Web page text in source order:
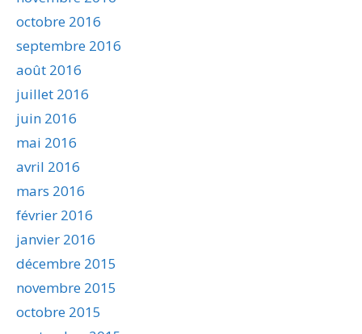
octobre 2016
septembre 2016
août 2016
juillet 2016
juin 2016
mai 2016
avril 2016
mars 2016
février 2016
janvier 2016
décembre 2015
novembre 2015
octobre 2015